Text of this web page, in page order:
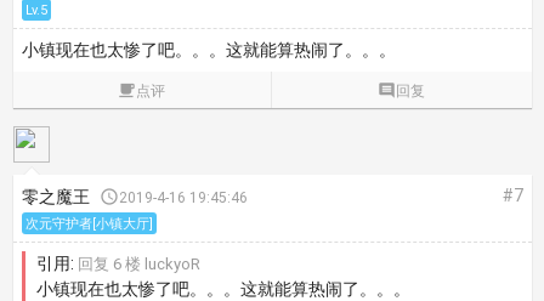
Lv.5
小镇现在也太惨了吧。。。这就能算热闹了。。。
点评  回复
零之魔王 2019-4-16 19:45:46 #7
次元守护者[小镇大厅]
引用: 回复 6 楼 luckyoR
小镇现在也太惨了吧。。。这就能算热闹了。。。